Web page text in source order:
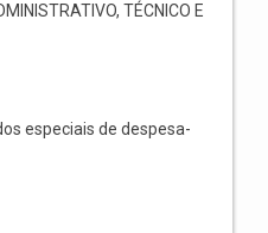
TÉCNICO E
especiais de despesa-